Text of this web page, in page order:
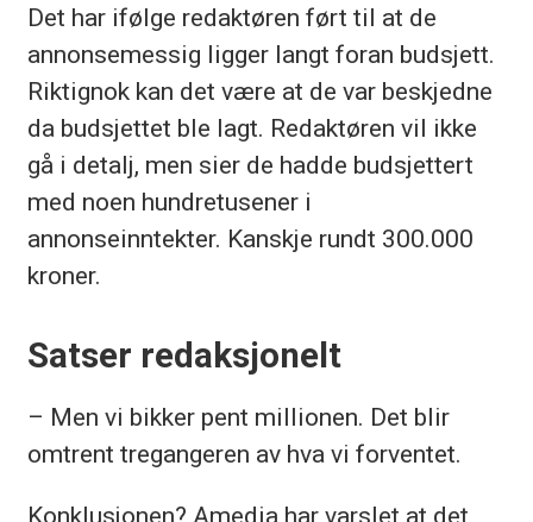
Det har ifølge redaktøren ført til at de
annonsemessig ligger langt foran budsjett.
Riktignok kan det være at de var beskjedne
da budsjettet ble lagt. Redaktøren vil ikke
gå i detalj, men sier de hadde budsjettert
med noen hundretusener i
annonseinntekter. Kanskje rundt 300.000
kroner.
Satser redaksjonelt
– Men vi bikker pent millionen. Det blir
omtrent tregangeren av hva vi forventet.
Konklusjonen? Amedia har varslet at det